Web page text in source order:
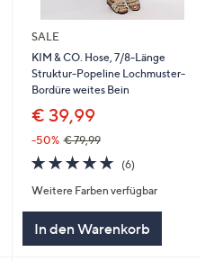
SALE
KIM & CO. Hose, 7/8-Länge
Struktur-Popeline Lochmuster-
Bordüre weites Bein
€ 39,99
-50% € 79,99
4.7
von
5
(6)6
Weitere Farben verfügbar
In den Warenkorb